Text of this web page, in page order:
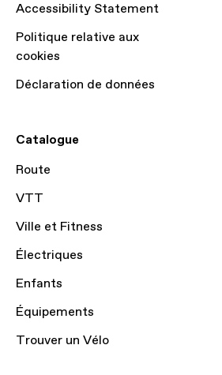
Accessibility Statement
Politique relative aux
cookies
Déclaration de données
Catalogue
Route
VTT
Ville et Fitness
Électriques
Enfants
Équipements
Trouver un Vélo